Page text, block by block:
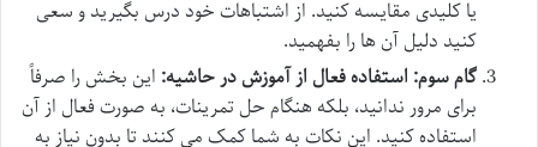
یا کلیدی مقایسه کنید. از اشتباهات خود درس بگیرید و سعی
کنید دلیل آن ها را بفهمید.
گام سوم: استفاده فعال از آموزش در حاشیه: این بخش را صرفاً
برای مرور ندانید، بلکه هنگام حل تمرینات، به صورت فعال از آن
استفاده کنید. این نکات به شما کمک می کنند تا بدون نیاز به